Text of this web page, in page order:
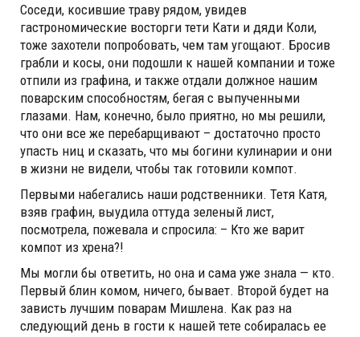
Соседи, косившие траву рядом, увидев
гастрономические восторги тети Кати и дяди Коли,
тоже захотели попробовать, чем там угощают. Бросив
грабли и косы, они подошли к нашей компании и тоже
отпили из графина, и также отдали должное нашим
поварским способностям, бегая с выпученными
глазами. Нам, конечно, было приятно, но мы решили,
что они все же перебарщивают – достаточно просто
упасть ниц и сказать, что мы богини кулинарии и они
в жизни не видели, чтобы так готовили компот.
Первыми набегались наши родственники. Тетя Катя,
взяв графин, выудила оттуда зеленый лист,
посмотрела, пожевала и спросила: – Кто же варит
компот из хрена?!
Мы могли бы ответить, но она и сама уже знала — кто.
Первый блин комом, ничего, бывает. Второй будет на
зависть лучшим поварам Мишлена. Как раз на
следующий день в гости к нашей тете собиралась ее